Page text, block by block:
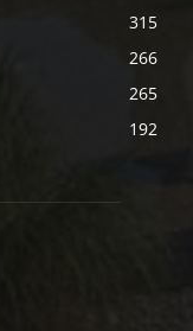
315
266
265
192